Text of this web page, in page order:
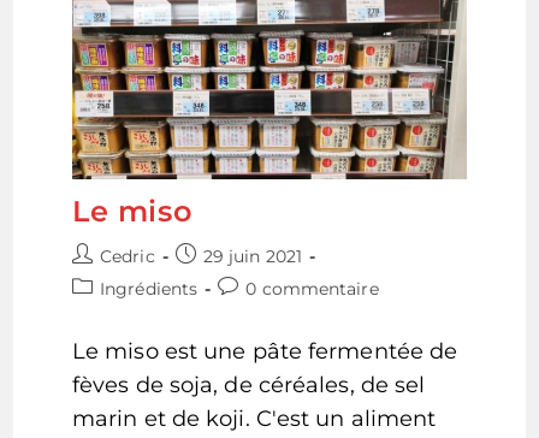
Le miso
Auteur/autrice
de
Cedric
Publication
publiée :
29 juin 2021
PostIngrédients
Commentaires
publication :
0 commentaire
Le miso est une pâte fermentée de
fèves de soja, de céréales, de sel
marin et de koji. C'est un aliment